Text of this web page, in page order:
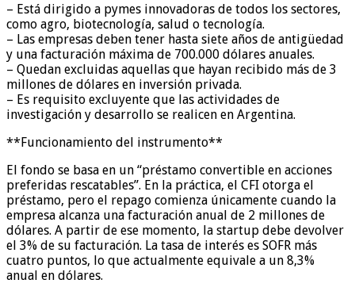
– Está dirigido a pymes innovadoras de todos los sectores,
como agro, biotecnología, salud o tecnología.
– Las empresas deben tener hasta siete años de antigüedad
y una facturación máxima de 700.000 dólares anuales.
– Quedan excluidas aquellas que hayan recibido más de 3
millones de dólares en inversión privada.
– Es requisito excluyente que las actividades de
investigación y desarrollo se realicen en Argentina.
**Funcionamiento del instrumento**
El fondo se basa en un “préstamo convertible en acciones
preferidas rescatables”. En la práctica, el CFI otorga el
préstamo, pero el repago comienza únicamente cuando la
empresa alcanza una facturación anual de 2 millones de
dólares. A partir de ese momento, la startup debe devolver
el 3% de su facturación. La tasa de interés es SOFR más
cuatro puntos, lo que actualmente equivale a un 8,3%
anual en dólares.